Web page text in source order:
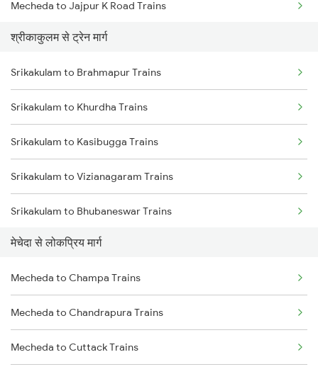
Mecheda to Jajpur K Road Trains
Mecheda to Cuttack Trains
Mecheda to Digha Trains
Mecheda to Bhubaneswar Trains
Mecheda to Vijayawada Trains
Mecheda to Rajgangpur Trains
Mecheda to Jharsuguda Trains
Mecheda to Jhargram Trains
श्रीकाकुलम से ट्रेन मार्ग
Srikakulam to Brahmapur Trains
Srikakulam to Khurdha Trains
Srikakulam to Kasibugga Trains
Srikakulam to Vizianagaram Trains
Srikakulam to Bhubaneswar Trains
Srikakulam to Balugaon Trains
Srikakulam to Rajahmundry Trains
Srikakulam to Visakhapatnam Trains
Srikakulam to Vijayawada Trains
मेचेदा से लोकप्रिय मार्ग
Mecheda to Champa Trains
Mecheda to Chandrapura Trains
Mecheda to Cuttack Trains